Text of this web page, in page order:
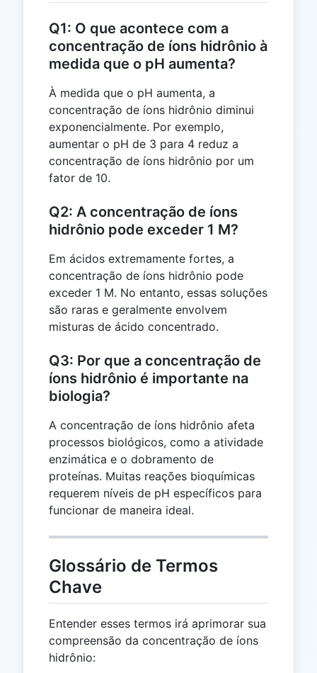
Q1: O que acontece com a
concentração de íons hidrônio à
medida que o pH aumenta?
À medida que o pH aumenta, a
concentração de íons hidrônio diminui
exponencialmente. Por exemplo,
aumentar o pH de 3 para 4 reduz a
concentração de íons hidrônio por um
fator de 10.
Q2: A concentração de íons
hidrônio pode exceder 1 M?
Em ácidos extremamente fortes, a
concentração de íons hidrônio pode
exceder 1 M. No entanto, essas soluções
são raras e geralmente envolvem
misturas de ácido concentrado.
Q3: Por que a concentração de
íons hidrônio é importante na
biologia?
A concentração de íons hidrônio afeta
processos biológicos, como a atividade
enzimática e o dobramento de
proteínas. Muitas reações bioquímicas
requerem níveis de pH específicos para
funcionar de maneira ideal.
Glossário de Termos
Chave
Entender esses termos irá aprimorar sua
compreensão da concentração de íons
hidrônio: